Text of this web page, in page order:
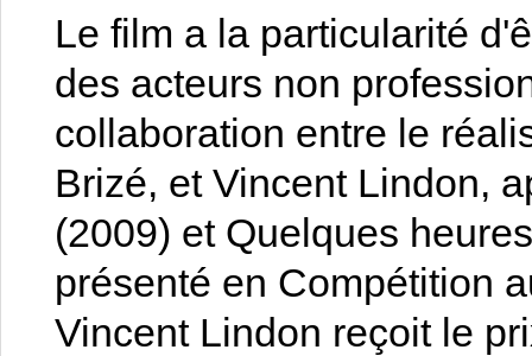
Le film a la particularité
des acteurs non
collaboration entre le
Brizé, et Vincent Lindon,
(2009) et Quelques
présenté en Compétition
Vincent Lindon reçoit le